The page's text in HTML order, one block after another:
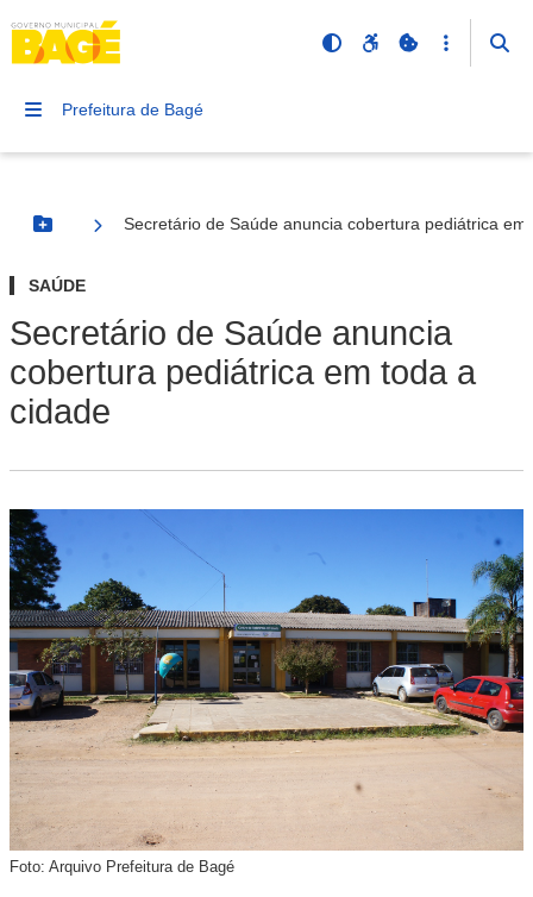
Prefeitura de Bagé
Botão Menu
Secretário de Saúde anuncia cobertura pediátrica em
SAÚDE
Secretário de Saúde anuncia
cobertura pediátrica em toda a
cidade
Foto: Arquivo Prefeitura de Bagé